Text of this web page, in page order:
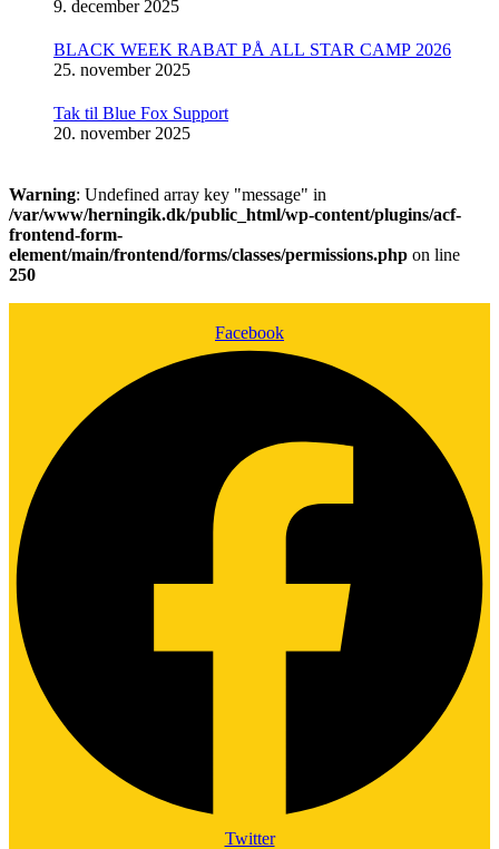
9. december 2025
BLACK WEEK RABAT PÅ ALL STAR CAMP 2026
25. november 2025
Tak til Blue Fox Support
20. november 2025
Warning: Undefined array key "message" in
/var/www/herningik.dk/public_html/wp-content/plugins/acf-
frontend-form-
element/main/frontend/forms/classes/permissions.php on line
250
Facebook
Twitter